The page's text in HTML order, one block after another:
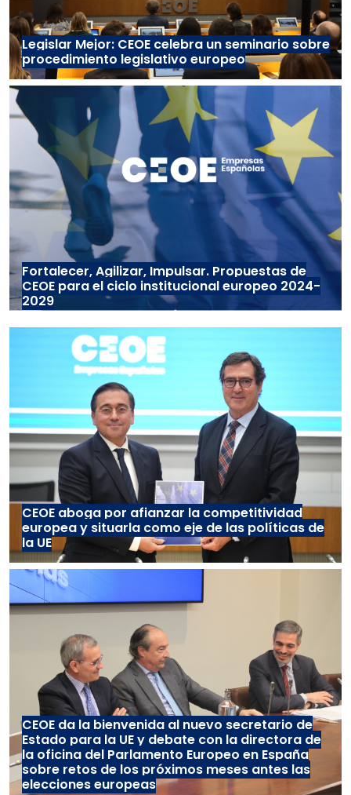
Legislar Mejor: CEOE celebra un seminario sobre
procedimiento legislativo europeo
Fortalecer, Agilizar, Impulsar. Propuestas de
CEOE para el ciclo institucional europeo 2024-
2029
CEOE aboga por afianzar la competitividad
europea y situarla como eje de las políticas de
la UE
CEOE da la bienvenida al nuevo secretario de
Estado para la UE y debate con la directora de
la oficina del Parlamento Europeo en España
sobre retos de los próximos meses antes las
elecciones europeas